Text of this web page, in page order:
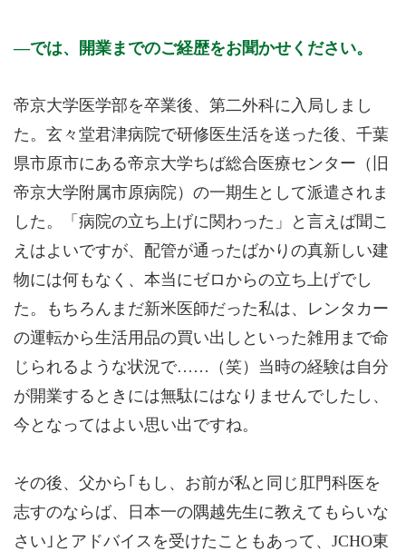
では、開業までのご経歴をお聞かせください。
帝京大学医学部を卒業後、第二外科に入局しまし
た。玄々堂君津病院で研修医生活を送った後、千葉
県市原市にある帝京大学ちば総合医療センター（旧
帝京大学附属市原病院）の一期生として派遣されま
した。「病院の立ち上げに関わった」と言えば聞こ
えはよいですが、配管が通ったばかりの真新しい建
物には何もなく、本当にゼロからの立ち上げでし
た。もちろんまだ新米医師だった私は、レンタカー
の運転から生活用品の買い出しといった雑用まで命
じられるような状況で……（笑）当時の経験は自分
が開業するときには無駄にはなりませんでしたし、
今となってはよい思い出ですね。
その後、父から｢もし、お前が私と同じ肛門科医を
志すのならば、日本一の隅越先生に教えてもらいな
さい｣とアドバイスを受けたこともあって、JCHO東